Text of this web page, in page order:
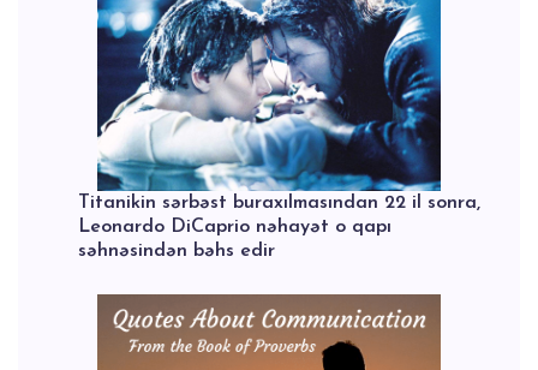
Titanikin sərbəst buraxılmasından 22 il sonra,
Leonardo DiCaprio nəhayət o qapı
səhnəsindən bəhs edir